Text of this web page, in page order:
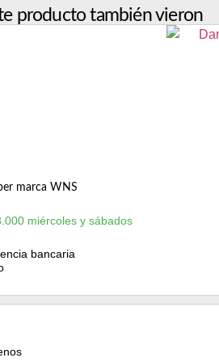
producto también vieron
marca WNS
miércoles y sábados
bancaria